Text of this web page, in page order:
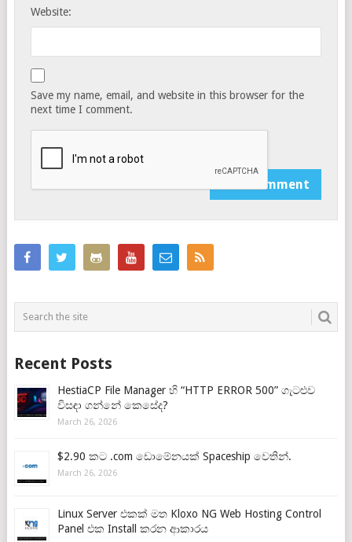
Website:
Save my name, email, and website in this browser for the
next time I comment.
Recent Posts
HestiaCP File Manager හි “HTTP ERROR 500” ගැටළුව
විසඳා ගන්නේ කෙසේද?
March 26, 2026
$2.90 කට .com ඩොමේනයක් Spaceship වෙතින්.
March 26, 2026
Linux Server එකක් මත Kloxo NG Web Hosting Control
Panel එක Install කරන ආකාරය